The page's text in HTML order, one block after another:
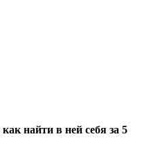
найти в ней себя за 5